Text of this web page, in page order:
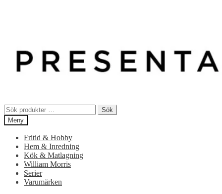
Sök
efter:
Sök
Meny
Fritid & Hobby
Hem & Inredning
Kök & Matlagning
William Morris
Serier
Varumärken